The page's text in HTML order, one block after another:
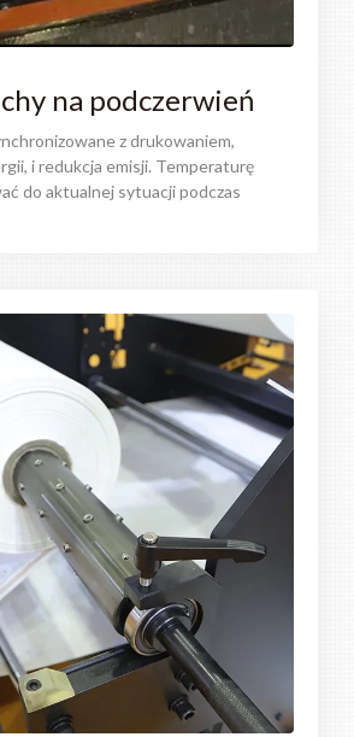
na podczerwień
z drukowaniem,
i redukcja emisji. Temperaturę
do aktualnej sytuacji podczas